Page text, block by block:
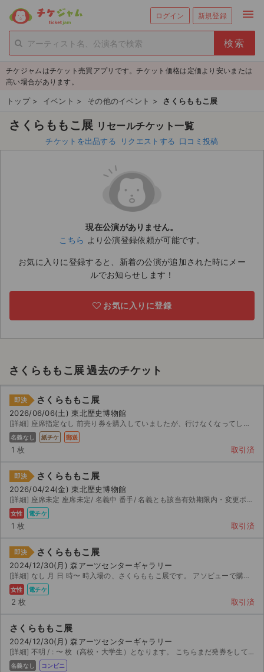
ログイン 新規登録 menu
person_add 新規会員登録
チケットを探す
新着チケット
値下げしたチケット
都道府県からチケットを探す
チケットのリクエスト一覧
ライブ・コンサート（国内）
スポーツ
ご利用ガイド
ご利用ガイド
手数料・お支払い方法
AIに質問する
よくある質問
お知らせ
チケジャムはチケット売買アプリです。チケット価格は定価より安いまたは
高い場合があります。
トップ > イベント > その他のイベント > さくらももこ展
さくらももこ展 リセールチケット一覧
チケットを出品する リクエストする 口コミ投稿
現在公演がありません。
こちら より公演登録依頼が可能です。
お気に入りに登録すると、新着の公演が追加された時にメー
ルでお知らせします！
お気に入りに登録
さくらももこ展 過去のチケット
即決 さくらももこ展
2026/06/06(土) 東北歴史博物館
[詳細] 座席指定なし 前売り券を購入していましたが、行けなくなってしまったのでお譲りいたします。 ご検...
名義なし 紙チケ 郵送
1 枚 取引済
即決 さくらももこ展
2026/04/24(金) 東北歴史博物館
[詳細] 座席未定 座席未定/ 名義中 番手/ 名義とも該当有効期限内・変更ボタンあり・初期当選/下 桁...
女性 電チケ
1 枚 取引済
即決 さくらももこ展
2024/12/30(月) 森アーツセンターギャラリー
[詳細] なし 月 日 時〜 時入場の、さくらももこ展です。 アソビューで購入しましたが、親...
女性 電チケ
2 枚 取引済
さくらももこ展
2024/12/30(月) 森アーツセンターギャラリー
[詳細] 不明 / : 〜 枚（高校・大学生）となります。 こちらまだ発券をしておりませ...
名義なし コンビニ